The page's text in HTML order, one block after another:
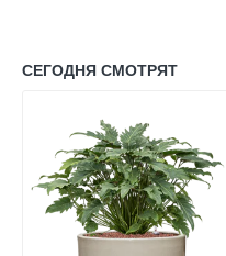
СЕГОДНЯ СМОТРЯТ